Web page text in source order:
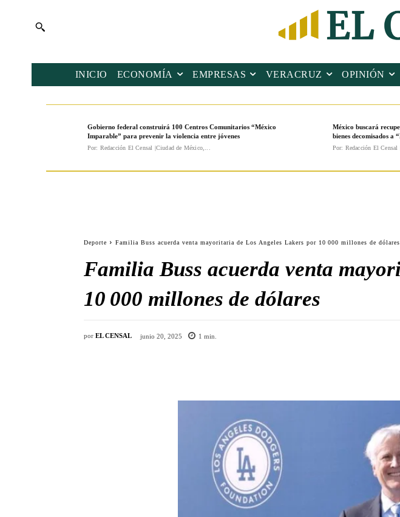
INICIO ECONOMÍA EMPRESAS VERACRUZ OPINIÓN
Gobierno federal construirá 100 Centros Comunitarios “México
Imparable” para prevenir la violencia entre jóvenes
Por: Redacción El Censal |Ciudad de México,...
México buscará
bienes decomisados a
Por: Redacción El
Deporte Familia Buss acuerda venta mayoritaria de Los Angeles Lakers por 10 000 millones de dólares
Familia Buss acuerda venta
10 000 millones de dólares
por EL CENSAL junio 20, 2025 1 min.